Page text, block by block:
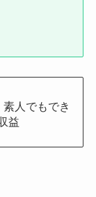
素人でもでき
益